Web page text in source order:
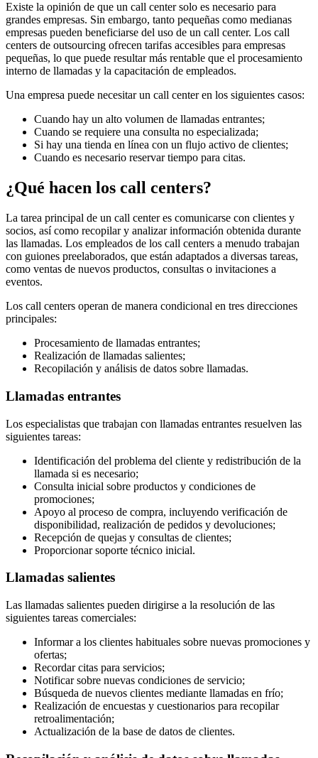
Existe la opinión de que un call center solo es necesario para
grandes empresas. Sin embargo, tanto pequeñas como medianas
empresas pueden beneficiarse del uso de un call center. Los call
centers de outsourcing ofrecen tarifas accesibles para empresas
pequeñas, lo que puede resultar más rentable que el procesamiento
interno de llamadas y la capacitación de empleados.
Una empresa puede necesitar un call center en los siguientes casos:
Cuando hay un alto volumen de llamadas entrantes;
Cuando se requiere una consulta no especializada;
Si hay una tienda en línea con un flujo activo de clientes;
Cuando es necesario reservar tiempo para citas.
¿Qué hacen los call centers?
La tarea principal de un call center es comunicarse con clientes y
socios, así como recopilar y analizar información obtenida durante
las llamadas. Los empleados de los call centers a menudo trabajan
con guiones preelaborados, que están adaptados a diversas tareas,
como ventas de nuevos productos, consultas o invitaciones a
eventos.
Los call centers operan de manera condicional en tres direcciones
principales:
Procesamiento de llamadas entrantes;
Realización de llamadas salientes;
Recopilación y análisis de datos sobre llamadas.
Llamadas entrantes
Los especialistas que trabajan con llamadas entrantes resuelven las
siguientes tareas:
Identificación del problema del cliente y redistribución de la
llamada si es necesario;
Consulta inicial sobre productos y condiciones de
promociones;
Apoyo al proceso de compra, incluyendo verificación de
disponibilidad, realización de pedidos y devoluciones;
Recepción de quejas y consultas de clientes;
Proporcionar soporte técnico inicial.
Llamadas salientes
Las llamadas salientes pueden dirigirse a la resolución de las
siguientes tareas comerciales:
Informar a los clientes habituales sobre nuevas promociones y
ofertas;
Recordar citas para servicios;
Notificar sobre nuevas condiciones de servicio;
Búsqueda de nuevos clientes mediante llamadas en frío;
Realización de encuestas y cuestionarios para recopilar
retroalimentación;
Actualización de la base de datos de clientes.